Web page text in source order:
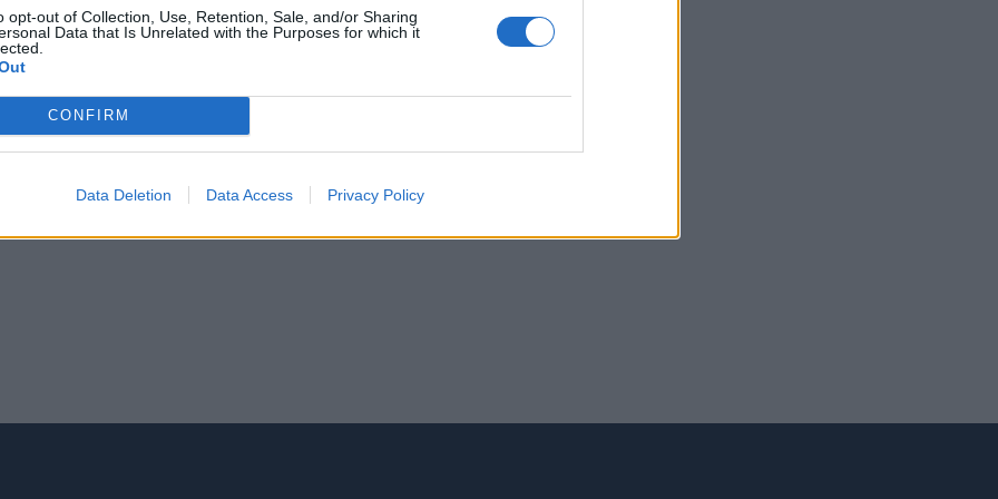
opt-out of Collection, Use, Retention, Sale, and/or Sharing
Data that Is Unrelated with the Purposes for which it
CONFIRM
Data Deletion Data Access Privacy Policy
La strategia alla base della
campagna è invece stata
boutique di Milano che da
della gestione delle campagne
degli aspetti SEO per HoMedics.